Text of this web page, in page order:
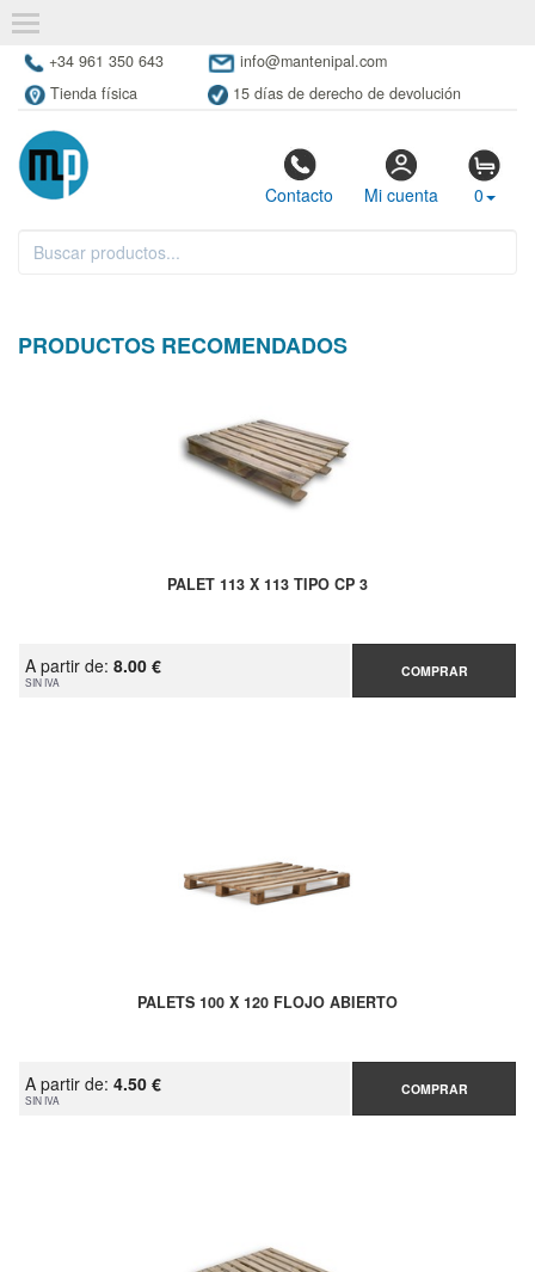
+34 961 350 643
info@mantenipal.com
Tienda física
15 días de derecho de devolución
Contacto Mi cuenta 0
PRODUCTOS RECOMENDADOS
PALET 113 X 113 TIPO CP 3
A partir de: 8.00 €
SIN IVA
COMPRAR
PALETS 100 X 120 FLOJO ABIERTO
A partir de: 4.50 €
SIN IVA
COMPRAR